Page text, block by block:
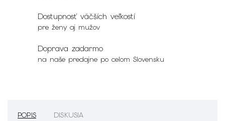
Dostupnosť väčších veľkostí
pre ženy aj mužov
Doprava zadarmo
na naše predajne po celom Slovensku
POPIS DISKUSIA